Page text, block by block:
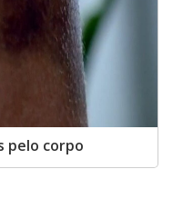
pelo corpo